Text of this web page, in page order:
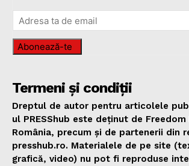
Abonează-te
Termeni și condiții
Dreptul de autor pentru articolele
ul PRESShub este deținut de Freedom
România, precum și de partenerii din
presshub.ro. Materialele de pe site
grafică, video) nu pot fi reproduse